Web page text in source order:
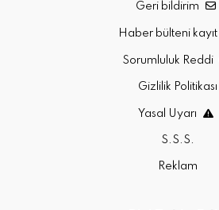
Geri bildirim
Haber bülteni kayıt
Sorumluluk Reddi
Gizlilik Politikası
Yasal Uyarı
S.S.S.
Reklam